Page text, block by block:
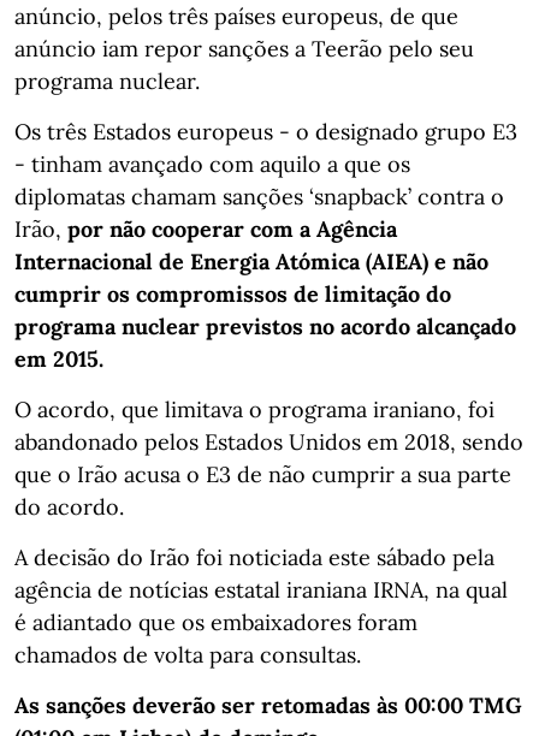
anúncio, pelos três países europeus, de que
anúncio iam repor sanções a Teerão pelo seu
programa nuclear.
Os três Estados europeus - o designado grupo E3
- tinham avançado com aquilo a que os
diplomatas chamam sanções ‘snapback’ contra o
Irão, por não cooperar com a Agência
Internacional de Energia Atómica (AIEA) e não
cumprir os compromissos de limitação do
programa nuclear previstos no acordo alcançado
em 2015.
O acordo, que limitava o programa iraniano, foi
abandonado pelos Estados Unidos em 2018, sendo
que o Irão acusa o E3 de não cumprir a sua parte
do acordo.
A decisão do Irão foi noticiada este sábado pela
agência de notícias estatal iraniana IRNA, na qual
é adiantado que os embaixadores foram
chamados de volta para consultas.
As sanções deverão ser retomadas às 00:00 TMG